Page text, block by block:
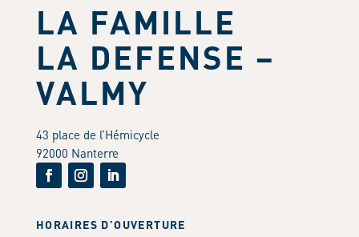
LA FAMILLE
LA DEFENSE –
VALMY
43 place de l’Hémicycle
92000 Nanterre
HORAIRES D’OUVERTURE